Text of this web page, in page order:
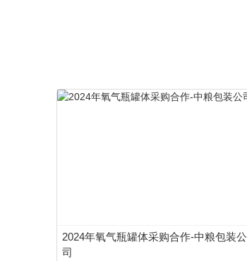
2024年氧气瓶罐体采购合作-中粮包装公
司